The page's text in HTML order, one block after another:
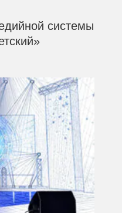
системы